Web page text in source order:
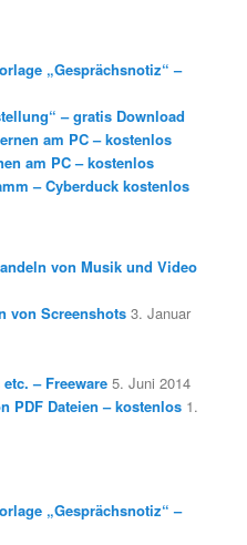
„Gesprächsnotiz“ –
– gratis Download
am PC – kostenlos
am PC – kostenlos
– Cyberduck kostenlos
von Musik und Video
von Screenshots 3. Januar
– Freeware 5. Juni 2014
PDF Dateien – kostenlos 1.
„Gesprächsnotiz“ –